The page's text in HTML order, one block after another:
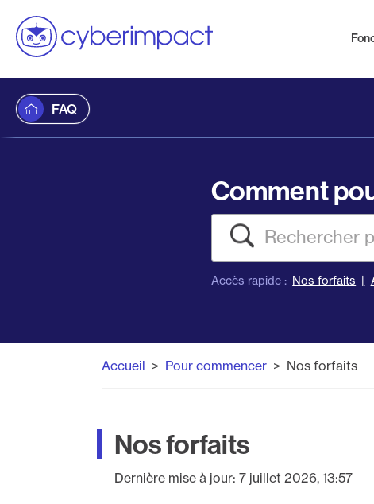
FAQ
Comment
Accès rapide : Nos forfaits
Accueil Pour commencer Nos forfaits
Nos forfaits
Dernière mise à jour: 7 juillet 2026, 13:57